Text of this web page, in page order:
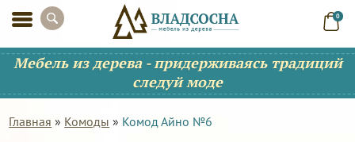
0
Мебель из дерева - придерживаясь традиций
следуй моде
Главная » Комоды » Комод Айно №6